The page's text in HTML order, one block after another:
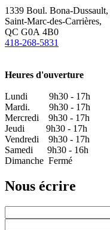
1339 Boul. Bona-Dussault,
Saint-Marc-des-Carrières,
QC G0A 4B0
418-268-5831
Heures d'ouverture
Lundi 9h30 - 17h
Mardi. 9h30 - 17h
Mercredi 9h30 - 17h
Jeudi 9h30 - 17h
Vendredi 9h30 - 17h
Samedi 9h30 - 16h
Dimanche Fermé
Nous écrire